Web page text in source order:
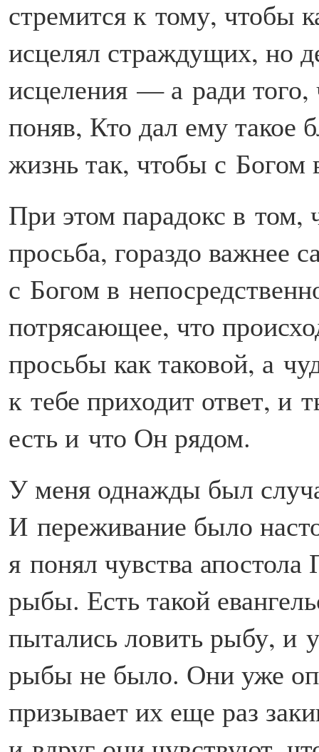
стремится к тому, чтобы
исцелял страждущих, но
исцеления — а ради
поняв, Кто дал ему такое
жизнь так, чтобы с Богом
При этом парадокс в
просьба, гораздо важнее
с Богом в
потрясающее, что
просьбы как таковой, а
к тебе приходит ответ, и
есть и что Он рядом.
У меня однажды был
И переживание было
я понял чувства
рыбы. Есть такой
пытались ловить рыбу, и
рыбы не было. Они уже
призывает их еще раз